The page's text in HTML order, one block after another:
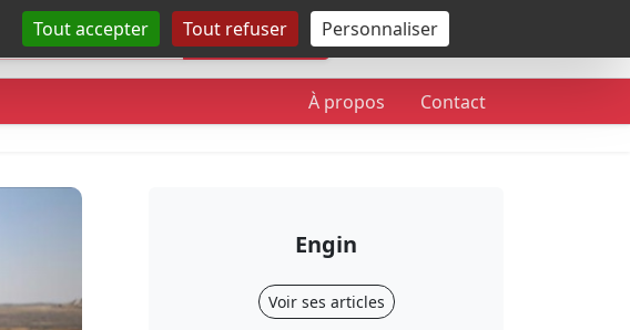
Tout accepter Tout refuser Personnaliser
Rechercher
À propos Contact
Engin
Voir ses articles